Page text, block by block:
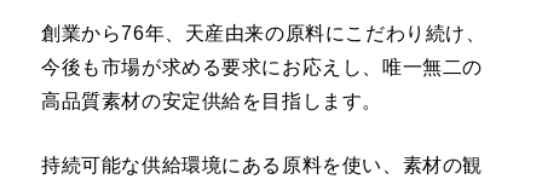
商
品
着
創業から76年、天産由来の原料にこだわり続け、
今後も市場が求める要求にお応えし、唯一無二の
高品質素材の安定供給を目指します。
持続可能な供給環境にある原料を使い、素材の観